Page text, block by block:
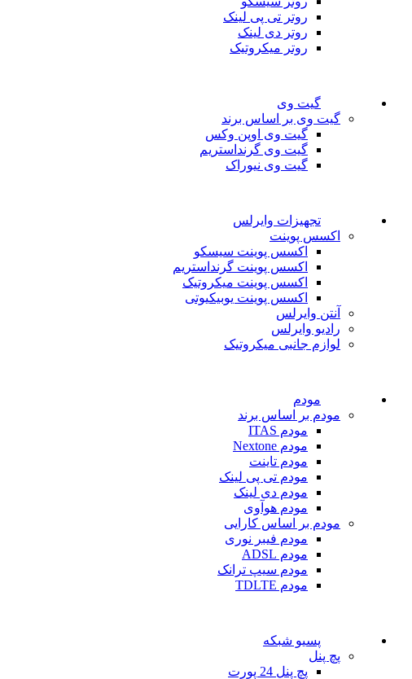
روتر تی پی لینک
روتر دی لینک
روتر میکروتیک
گیت وی
گیت وی بر اساس برند
گیت وی اوپن وکس
گیت وی گرنداستریم
گیت وی نیوراک
تجهیزات وایرلس
اکسس پوینت
اکسس پوینت سیسکو
اکسس پوینت گرنداستریم
اکسس پوینت میکروتیک
اکسس پوینت یوبیکیوتی
آنتن وایرلس
رادیو وایرلس
لوازم جانبی میکروتیک
مودم
مودم بر اساس برند
مودم ITAS
مودم Nextone
مودم تاینت
مودم تی پی لینک
مودم دی لینک
مودم هوآوی
مودم بر اساس کارایی
مودم فیبر نوری
مودم ADSL
مودم سیپ ترانک
مودم TDLTE
پسیو شبکه
پچ پنل
پچ پنل 24 پورت